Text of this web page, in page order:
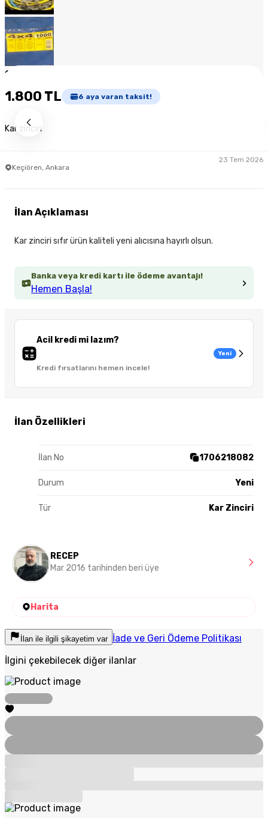
1
1.800 TL 6 aya varan taksit!
Kar zinciri
Keçiören, Ankara
23 Tem 2026
Banka veya kredi kartı ile ödeme avantajı!
Hemen Başla!
Acil kredi mi lazım?
Kredi fırsatlarını hemen incele!
Yeni
İlan Özellikleri
İlan No 1706218082
Durum Yeni
Tür Kar Zinciri
İlan Açıklaması
Kar zinciri sıfır ürün kaliteli yeni alıcısına hayırlı olsun.
RECEP
Mar 2016 tarihinden beri üye
Harita
İlan ile ilgili şikayetim var İade ve Geri Ödeme Politikası
İlgini çekebilecek diğer ilanlar